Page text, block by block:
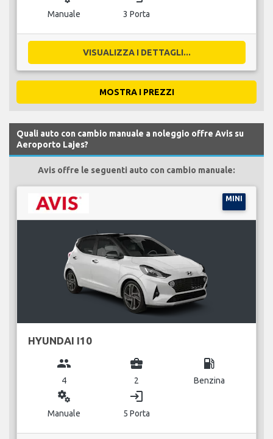
Manuale 3 Porta
VISUALIZZA I DETTAGLI...
MOSTRA I PREZZI
Quali auto con cambio manuale a noleggio offre Avis su
Aeroporto Lajes?
Avis offre le seguenti auto con cambio manuale:
MINI
HYUNDAI I10
group
4
business_center
2
local_gas_station
Benzina
miscellaneous_services
Manuale
login
5 Porta